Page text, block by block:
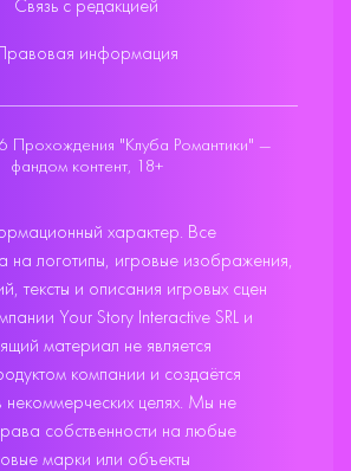
Связь с редакцией
Правовая информация
Прохождения "Клуба Романтики" —
фандом контент, 18+
характер. Все
на логотипы, игровые изображения,
тексты и описания игровых сцен
Your Story Interactive SRL и
материал не является
компании и создаётся
некоммерческих целях. Мы не
собственности на любые
марки или объекты